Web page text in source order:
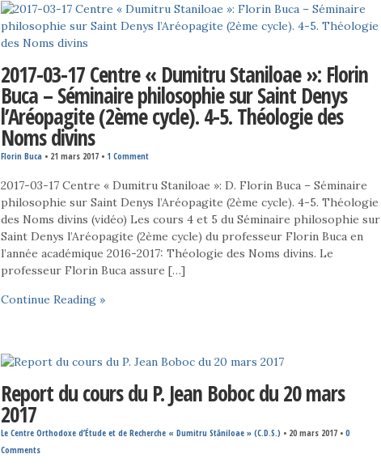
2017-03-17 Centre « Dumitru Staniloae »: Florin
Buca – Séminaire philosophie sur Saint Denys
l’Aréopagite (2ème cycle). 4-5. Théologie des
Noms divins
Florin Buca • 21 mars 2017 • 1 Comment
2017-03-17 Centre « Dumitru Staniloae »: D. Florin Buca – Séminaire
philosophie sur Saint Denys l’Aréopagite (2ème cycle). 4-5. Théologie
des Noms divins (vidéo) Les cours 4 et 5 du Séminaire philosophie sur
Saint Denys l’Aréopagite (2ème cycle) du professeur Florin Buca en
l’année académique 2016-2017: Théologie des Noms divins. Le
professeur Florin Buca assure […]
Continue Reading »
Report du cours du P. Jean Boboc du 20 mars
2017
Le Centre Orthodoxe d’Étude et de Recherche « Dumitru Stăniloae » (C.D.S.) • 20 mars 2017 •0
Comments